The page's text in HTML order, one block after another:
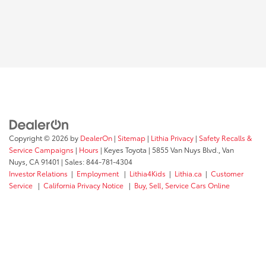
Copyright © 2026 by DealerOn | Sitemap | Lithia Privacy | Safety Recalls &
Service Campaigns | Hours | Keyes Toyota | 5855 Van Nuys Blvd., Van
Nuys, CA91401 | Sales:844-781-4304
Investor Relations | Employment | Lithia4Kids | Lithia.ca | Customer
Service | California Privacy Notice | Buy, Sell, Service Cars Online